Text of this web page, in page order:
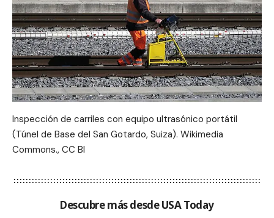
Inspección de carriles con equipo ultrasónico portátil
(Túnel de Base del San Gotardo, Suiza). Wikimedia
Commons., CC BI
Descubre más desde USA Today